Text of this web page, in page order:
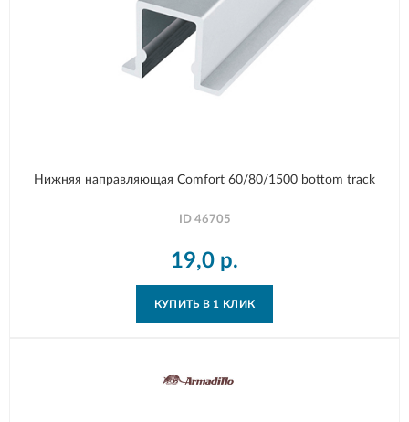
Нижняя направляющая Comfort 60/80/1500 bottom track
ID 46705
19,0 р.
КУПИТЬ В 1 КЛИК